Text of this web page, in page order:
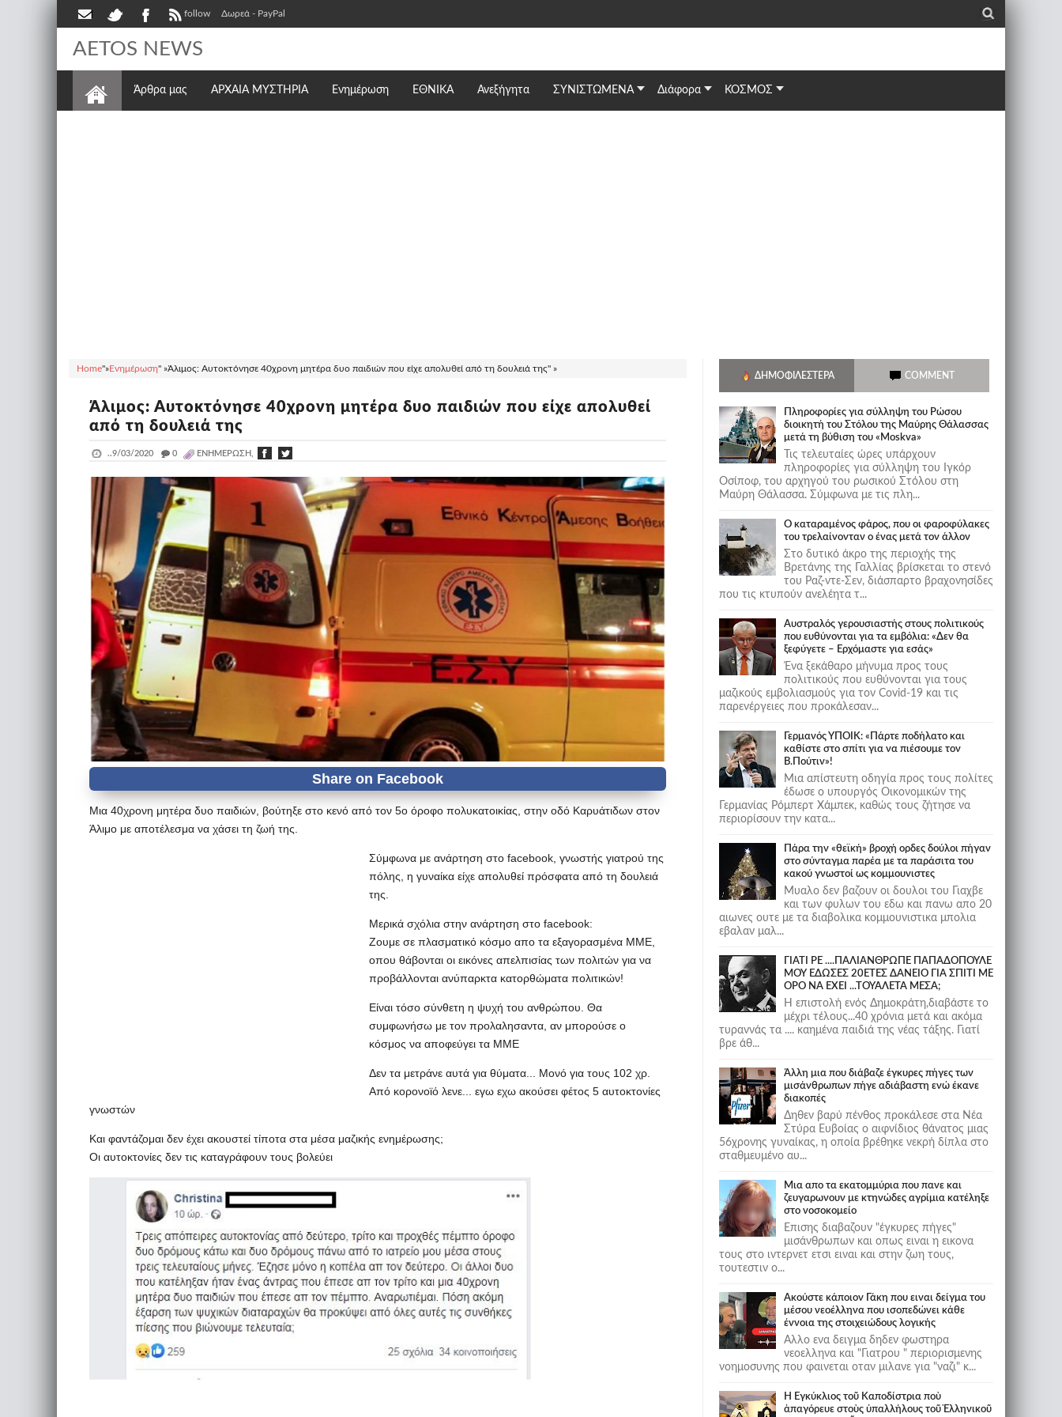
follow Δωρεά - PayPal _
AETOS NEWS
Άρθρα μας ΑΡΧΑΙΑ ΜΥΣΤΗΡΙΑ Ενημέρωση ΕΘΝΙΚΆ Ανεξήγητα ΣΥΝΙΣΤΩΜΕΝΑ Διάφορα ΚΟΣΜΟΣ
Home"»Ενημέρωση" »Άλιμος: Αυτοκτόνησε 40χρονη μητέρα δυο παιδιών που είχε απολυθεί από τη δουλειά της" »
Άλιμος: Αυτοκτόνησε 40χρονη μητέρα δυο παιδιών που είχε απολυθεί
από τη δουλειά της
..9/03/2020 _ 0 ΕΝΗΜΈΡΩΣΗ,
Μια 40χρονη μητέρα δυο παιδιών, βούτηξε στο κενό από τον 5ο όροφο πολυκατοικίας, στην οδό Καρυάτιδων στον
Άλιμο με αποτέλεσμα να χάσει τη ζωή της.
Σύμφωνα με ανάρτηση στο facebook, γνωστής γιατρού της
πόλης, η γυναίκα είχε απολυθεί πρόσφατα από τη δουλειά
της.
Μερικά σχόλια στην ανάρτηση στο facebook:
Ζουμε σε πλασματικό κόσμο απο τα εξαγορασμένα ΜΜΕ,
οπου θάβονται οι εικόνες απελπισίας των πολιτών για να
προβάλλονται ανύπαρκτα κατορθώματα πολιτικών!
Είναι τόσο σύνθετη η ψυχή του ανθρώπου. Θα
συμφωνήσω με τον προλαλησαντα, αν μπορούσε ο
κόσμος να αποφεύγει τα ΜΜΕ
Δεν τα μετράνε αυτά για θύματα... Μονό για τους 102 χρ.
Από κορονοϊό λενε... εγω εχω ακούσει φέτος 5 αυτοκτονίες
γνωστών
Και φαντάζομαι δεν έχει ακουστεί τίποτα στα μέσα μαζικής ενημέρωσης;
Οι αυτοκτονίες δεν τις καταγράφουν τους βολεύει
ΔΗΜΟΦΙΛΈΣΤΕΡΑ COMMENT
Πληροφορίες για σύλληψη του Ρώσου
διοικητή του Στόλου της Mαύρης Θάλασσας
μετά τη βύθιση του «Moskva»
Τις τελευταίες ώρες υπάρχουν
πληροφορίες για σύλληψη του Ιγκόρ
Οσίποφ, του αρχηγού του ρωσικού Στόλου στη
Μαύρη Θάλασσα. Σύμφωνα με τις πλη...
Ο καταραμένος φάρος, που οι φαροφύλακες
του τρελαίνονταν ο ένας μετά τον άλλον
Στο δυτικό άκρο της περιοχής της
Βρετάνης της Γαλλίας βρίσκεται το στενό
του Ραζ-ντε-Σεν, διάσπαρτο βραχονησίδες
που τις κτυπούν ανελέητα τ...
Αυστραλός γερουσιαστής στους πολιτικούς
που ευθύνονται για τα εμβόλια: «Δεν θα
ξεφύγετε – Ερχόμαστε για εσάς»
Ένα ξεκάθαρο μήνυμα προς τους
πολιτικούς που ευθύνονται για τους
μαζικούς εμβολιασμούς για τον Covid-19 και τις
παρενέργειες που προκάλεσαν...
Γερμανός ΥΠΟΙΚ: «Πάρτε ποδήλατο και
καθίστε στο σπίτι για να πιέσουμε τον
Β.Πούτιν»!
Μια απίστευτη οδηγία προς τους πολίτες
έδωσε ο υπουργός Οικονομικών της
Γερμανίας Ρόμπερτ Χάμπεκ, καθώς τους ζήτησε να
περιορίσουν την κατα...
Πάρα την «θεϊκή» βροχή ορδες δούλοι πήγαν
στο σύνταγμα παρέα με τα παράσιτα του
κακού γνωστοί ως κομμουνιστες
Μυαλο δεν βαζουν οι δουλοι του Γιαχβε
και των φυλων του εδω και πανω απο 20
αιωνες ουτε με τα διαβολικα κομμουνιστικα μπολια
εβαλαν μαλ...
ΓΙΑΤΙ ΡΕ ....ΠΑΛΙΑΝΘΡΩΠΕ ΠΑΠΑΔΟΠΟΥΛΕ
ΜΟΥ ΕΔΩΣΕΣ 20ΕΤΕΣ ΔΑΝΕΙΟ ΓΙΑ ΣΠΙΤΙ ΜΕ
ΟΡΟ ΝΑ ΕΧΕΙ ...ΤΟΥΑΛΕΤΑ ΜΕΣΑ;
Η επιστολή ενός Δημοκράτη,διαβάστε το
μέχρι τέλους...40 χρόνια μετά και ακόμα
τυραννάς τα .... καημένα παιδιά της νέας τάξης. Γιατί
βρε άθ...
Άλλη μια που διάβαζε έγκυρες πήγες των
μισάνθρωπων πήγε αδιάβαστη ενώ έκανε
διακοπές
Δηθεν βαρύ πένθος προκάλεσε στα Νέα
Στύρα Ευβοίας ο αιφνίδιος θάνατος μιας
56χρονης γυναίκας, η οποία βρέθηκε νεκρή δίπλα στο
σταθμευμένο αυ...
Μια απο τα εκατομμύρια που πανε και
ζευγαρωνουν με κτηνώδες αγρίμια κατέληξε
στο νοσοκομείο
Επισης διαβαζουν "έγκυρες πήγες"
μισάνθρωπων και οπως ειναι η εικονα
τους στο ιντερνετ ετσι ειναι και στην ζωη τους,
τουτεστιν ο...
Ακούστε κάποιον Γάκη που ειναι δείγμα του
μέσου νεοέλληνα που ισοπεδώνει κάθε
έννοια της στοιχειώδους λογικής
Αλλο ενα δειγμα δηδεν φωστηρα
νεοελληνα και "Γιατρου " περιορισμενης
νοημοσυνης που φαινεται οταν μιλανε για "ναζι" κ...
Ἡ Ἐγκύκλιος τοῦ Καποδίστρια ποὺ
ἀπαγόρευε στοὺς ὑπαλλήλους τοῦ Ἑλληνικοῦ